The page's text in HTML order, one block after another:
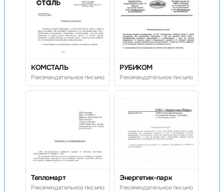
КОМСТАЛЬ
Рекомендательное письмо
РУБИКОМ
Рекомендательное письмо
Тепломарт
Рекомендательное письмо
Энергетик-парк
Рекомендательное письмо